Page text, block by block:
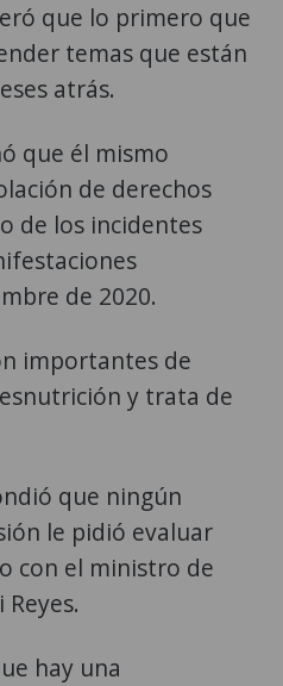
que lo primero que
temas que están
atrás.
que él mismo
de derechos
de los incidentes
de 2020.
importantes de
y trata de
que ningún
le pidió evaluar
con el ministro de
hay una